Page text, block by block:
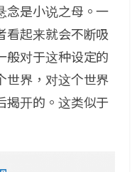
念是小说之母。一
看起来就会不断吸
般对于这种设定的
世界，对这个世界
揭开的。这类似于